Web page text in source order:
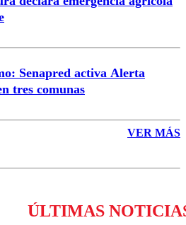
Senapred activa Alerta
tres comunas
VER MÁS
ÚLTIMAS